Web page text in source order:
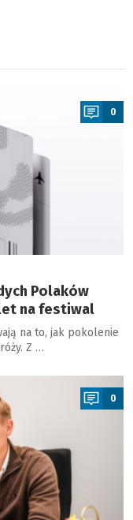
0
Polaków
na festiwal
na to, jak pokolenie
Z …
0